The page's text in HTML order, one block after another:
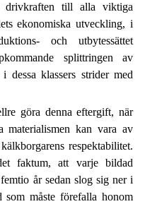
drivkraften till alla viktiga
ekonomiska utveckling, i
och utbytessättet
splittringen av
dessa klassers strider med
göra denna eftergift, när
materialismen kan vara av
respektabilitet.
faktum, att varje bildad
år sedan slog sig ner i
måste förefalla honom